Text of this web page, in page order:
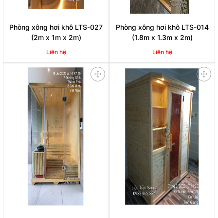
Phòng xông hơi khô LTS-027
(2m x 1m x 2m)
Liên hệ
Phòng xông hơi khô LTS-014
(1.8m x 1.3m x 2m)
Liên hệ